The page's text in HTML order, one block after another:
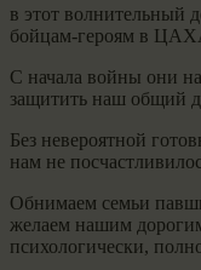
в этот волнительный
бойцам-героям в
С начала войны они
защитить наш общий
Без невероятной
нам не
Обнимаем семьи
желаем нашим
психологически,